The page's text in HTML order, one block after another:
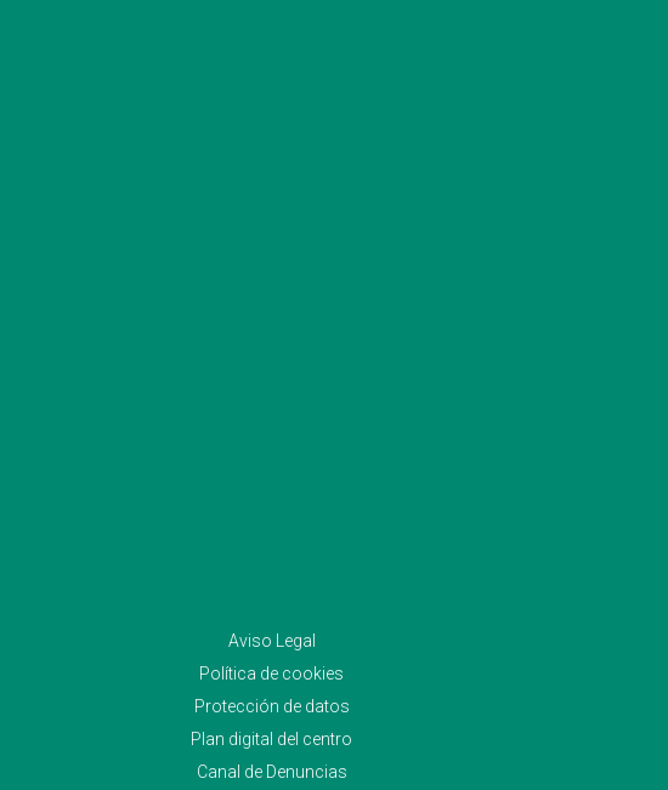
Aviso Legal
Política de cookies
Protección de datos
Plan digital del centro
Canal de Denuncias